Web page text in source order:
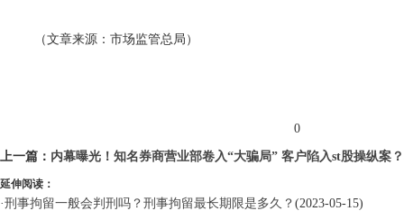
（文章来源：市场监管总局）
0
上一篇： 内幕曝光！知名券商营业部卷入“大骗局” 客户陷入st股操纵案
延伸阅读：
·刑事拘留一般会判刑吗？刑事拘留最长期限是多久？ (2023-05-15)